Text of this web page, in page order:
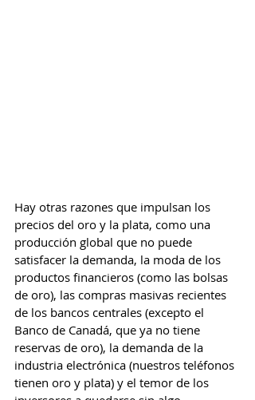
Hay otras razones que impulsan los
precios del oro y la plata, como una
producción global que no puede
satisfacer la demanda, la moda de los
productos financieros (como las bolsas
de oro), las compras masivas recientes
de los bancos centrales (excepto el
Banco de Canadá, que ya no tiene
reservas de oro), la demanda de la
industria electrónica (nuestros teléfonos
tienen oro y plata) y el temor de los